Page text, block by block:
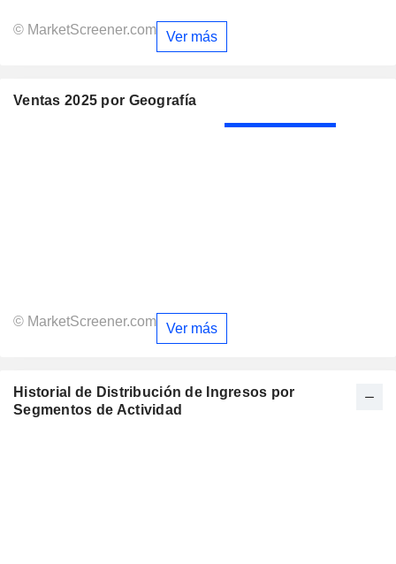
© MarketScreener.com Ver más
Ventas 2025 por Geografía
© MarketScreener.com Ver más
Historial de Distribución de Ingresos por
Segmentos de Actividad